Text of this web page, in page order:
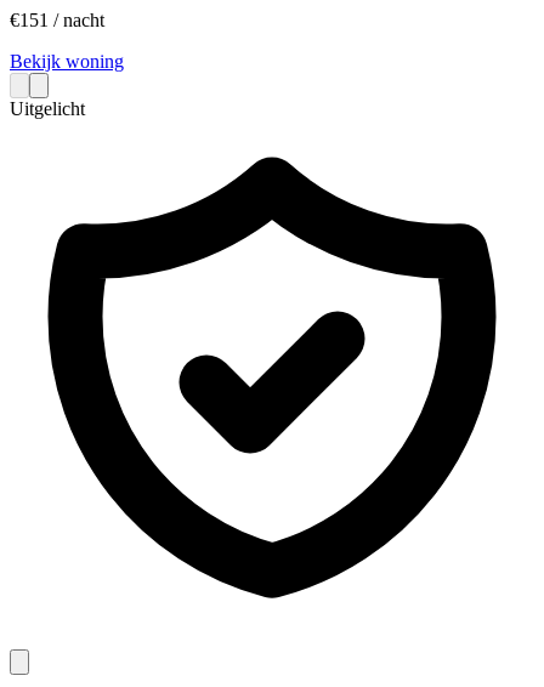
€151 / nacht
Bekijk woning
Uitgelicht